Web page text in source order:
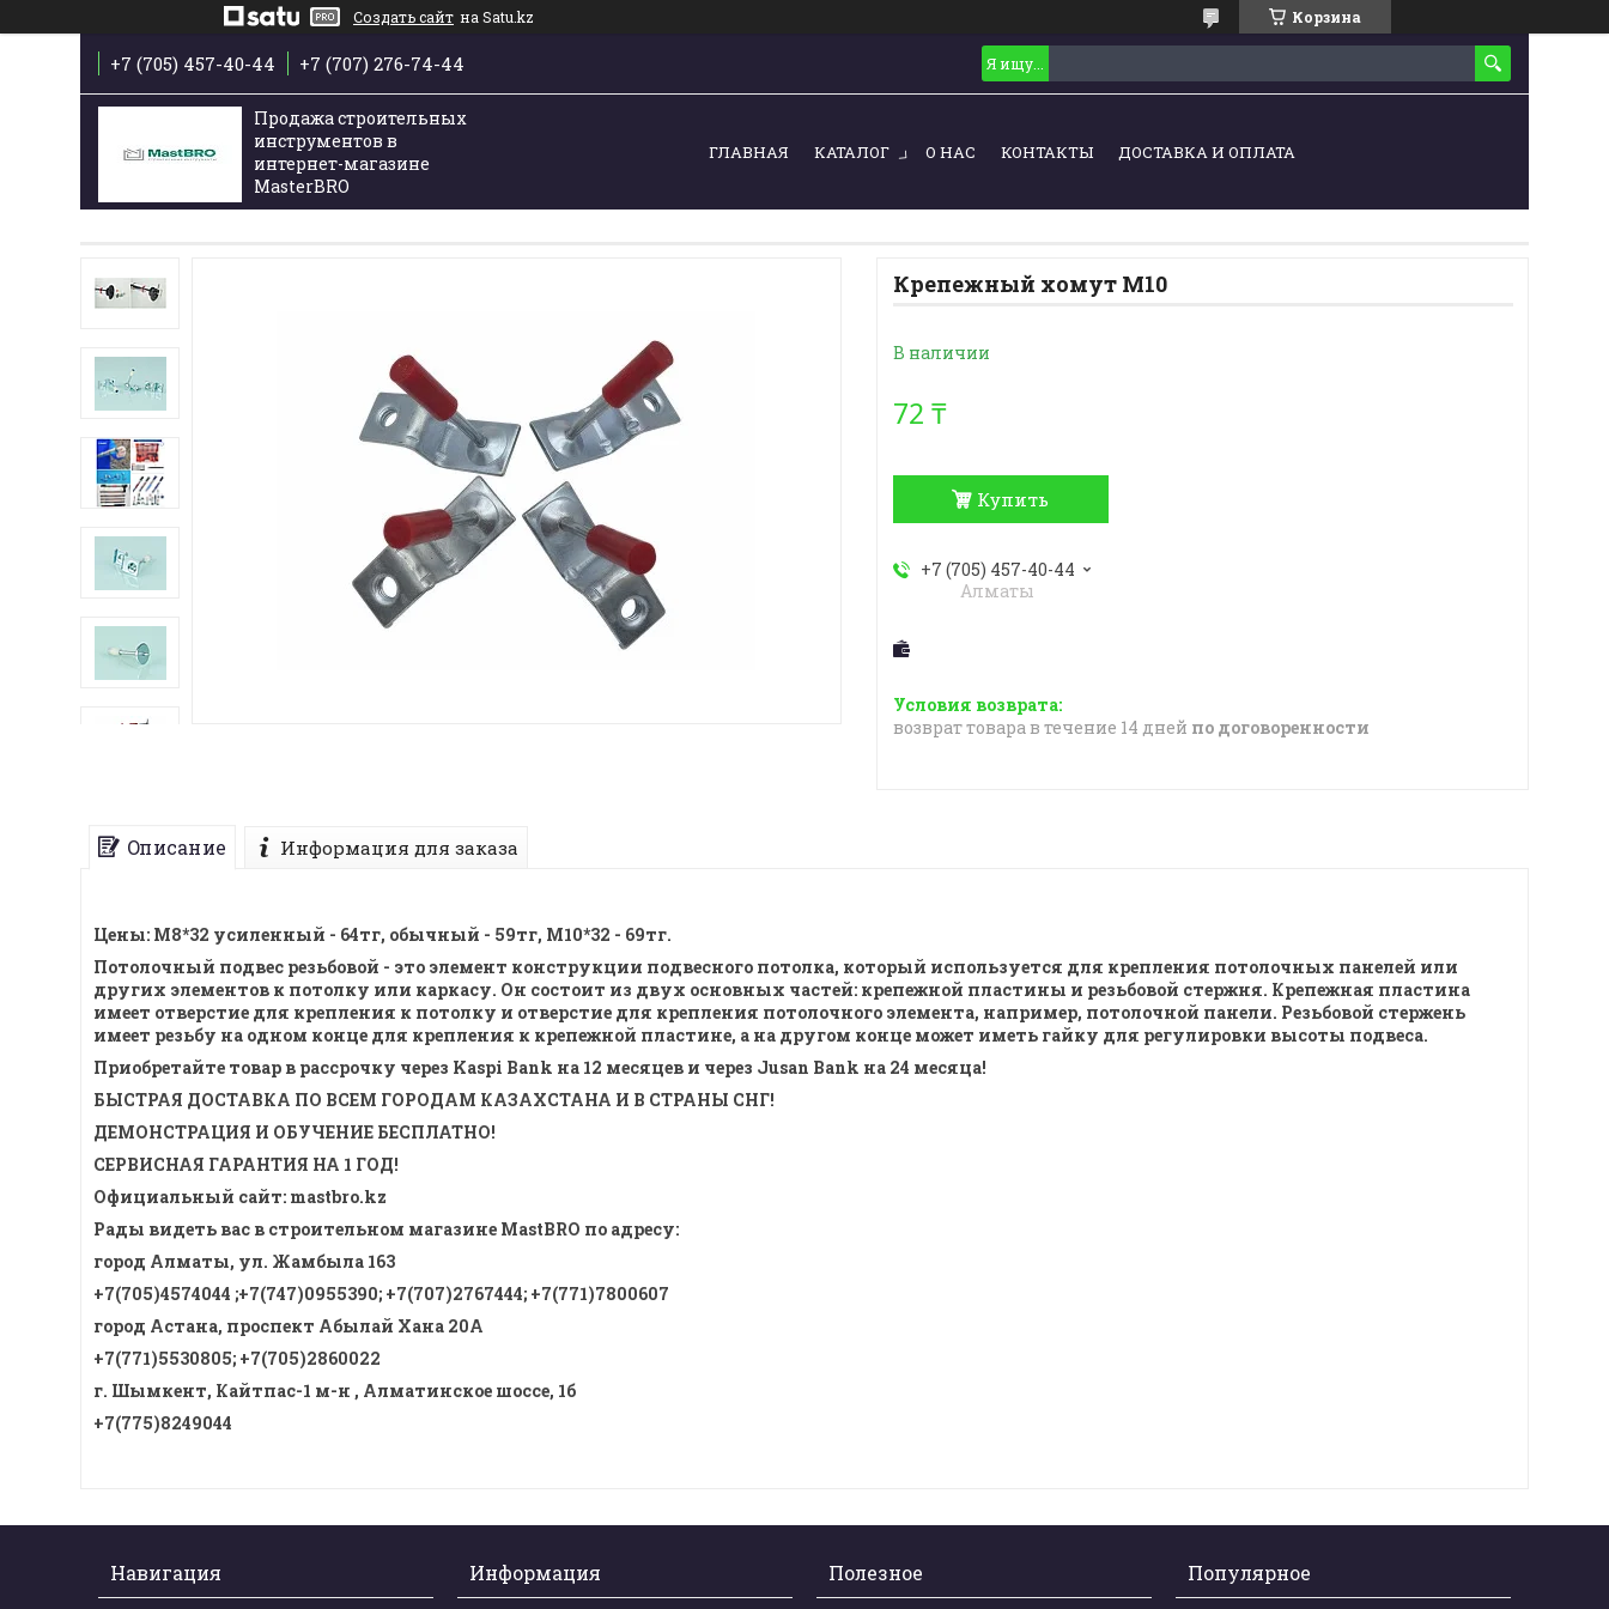
Создать сайт на Satu.kz Корзина
+7 (705) 457-40-44 +7 (707) 276-74-44
Продажа строительных
инструментов в
интернет-магазине
MasterBRO
ГЛАВНАЯ КАТАЛОГ О НАС КОНТАКТЫ ДОСТАВКА И ОПЛАТА
Крепежный хомут М10
В наличии
72 ₸
Купить
+7 (705) 457-40-44
Алматы
возврат товара в течение 14 дней по договоренности
Описание Информация для заказа
Цены: М8*32 усиленный - 64тг, обычный - 59тг, М10*32 - 69тг.
Потолочный подвес резьбовой - это элемент конструкции подвесного потолка, который используется для крепления потолочных панелей или
других элементов к потолку или каркасу. Он состоит из двух основных частей: крепежной пластины и резьбовой стержня. Крепежная пластина
имеет отверстие для крепления к потолку и отверстие для крепления потолочного элемента, например, потолочной панели. Резьбовой стержень
имеет резьбу на одном конце для крепления к крепежной пластине, а на другом конце может иметь гайку для регулировки высоты подвеса.
Приобретайте товар в рассрочку через Kaspi Bank на 12 месяцев и через Jusan Bank на 24 месяца!
БЫСТРАЯ ДОСТАВКА ПО ВСЕМ ГОРОДАМ КАЗАХСТАНА И В СТРАНЫ СНГ!
ДЕМОНСТРАЦИЯ И ОБУЧЕНИЕ БЕСПЛАТНО!
СЕРВИСНАЯ ГАРАНТИЯ НА 1 ГОД!
Официальный сайт: mastbro.kz
Рады видеть вас в строительном магазине MastBRO по адресу:
город Алматы, ул. Жамбыла 163
+7(705)4574044 ;+7(747)0955390; +7(707)2767444; +7(771)7800607
город Астана, проспект Абылай Хана 20А
+7(771)5530805; +7(705)2860022
г. Шымкент, Кайтпас-1 м-н , Алматинское шоссе, 1б
+7(775)8249044
Навигация Информация Полезное Популярное